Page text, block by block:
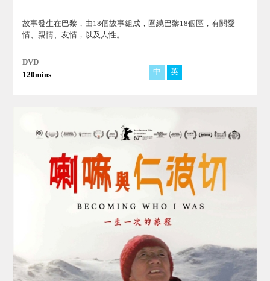
故事發生在巴黎，由18個故事組成，圍繞巴黎18個區，有關愛
情、親情、友情，以及人性。
DVD
120mins
中 英